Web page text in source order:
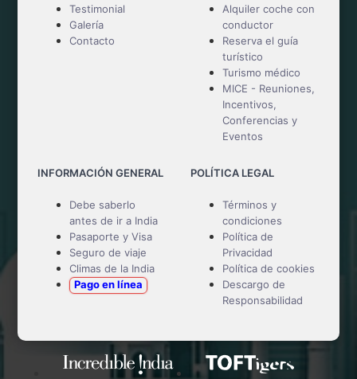
Testimonial
Galería
Contacto
Alquiler coche con
conductor
Reserva el guía
turístico
Turismo médico
MICE - Reuniones,
Incentivos,
Conferencias y
Eventos
INFORMACIÓN GENERAL
Debe saberlo
antes de ir a India
Pasaporte y Visa
Seguro de viaje
Climas de la India
Pago en línea
POLÍTICA LEGAL
Términos y
condiciones
Política de
Privacidad
Política de cookies
Descargo de
Responsabilidad